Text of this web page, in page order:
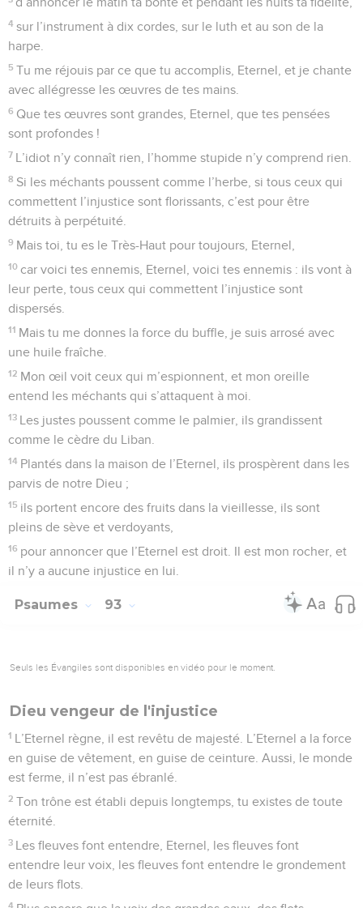
4 sur l’instrument à dix cordes, sur le luth et au son de la
harpe.
5 Tu me réjouis par ce que tu accomplis, Eternel, et je chante
avec allégresse les œuvres de tes mains.
6 Que tes œuvres sont grandes, Eternel, que tes pensées
sont profondes !
7 L’idiot n’y connaît rien, l’homme stupide n’y comprend rien.
8 Si les méchants poussent comme l’herbe, si tous ceux qui
commettent l’injustice sont florissants, c’est pour être
détruits à perpétuité.
9 Mais toi, tu es le Très-Haut pour toujours, Eternel,
10 car voici tes ennemis, Eternel, voici tes ennemis : ils vont à
leur perte, tous ceux qui commettent l’injustice sont
dispersés.
11 Mais tu me donnes la force du buffle, je suis arrosé avec
une huile fraîche.
12 Mon œil voit ceux qui m’espionnent, et mon oreille
entend les méchants qui s’attaquent à moi.
13 Les justes poussent comme le palmier, ils grandissent
comme le cèdre du Liban.
14 Plantés dans la maison de l’Eternel, ils prospèrent dans les
parvis de notre Dieu ;
15 ils portent encore des fruits dans la vieillesse, ils sont
pleins de sève et verdoyants,
16 pour annoncer que l’Eternel est droit. Il est mon rocher, et
il n’y a aucune injustice en lui.
Psaumes 93
Seuls les Évangiles sont disponibles en vidéo pour le moment.
Dieu vengeur de l'injustice
1 L’Eternel règne, il est revêtu de majesté. L’Eternel a la force
en guise de vêtement, en guise de ceinture. Aussi, le monde
est ferme, il n’est pas ébranlé.
2 Ton trône est établi depuis longtemps, tu existes de toute
éternité.
3 Les fleuves font entendre, Eternel, les fleuves font
entendre leur voix, les fleuves font entendre le grondement
de leurs flots.
4